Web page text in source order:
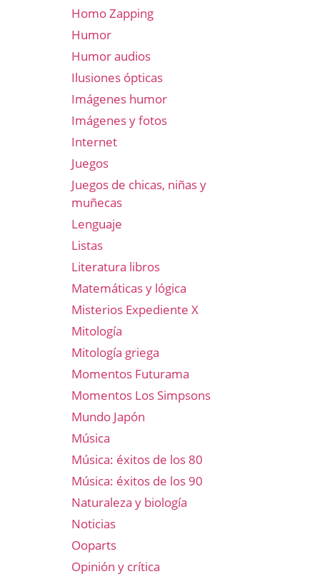
Homo Zapping
Humor
Humor audios
Ilusiones ópticas
Imágenes humor
Imágenes y fotos
Internet
Juegos
Juegos de chicas, niñas y
muñecas
Lenguaje
Listas
Literatura libros
Matemáticas y lógica
Misterios Expediente X
Mitología
Mitología griega
Momentos Futurama
Momentos Los Simpsons
Mundo Japón
Música
Música: éxitos de los 80
Música: éxitos de los 90
Naturaleza y biología
Noticias
Ooparts
Opinión y crítica